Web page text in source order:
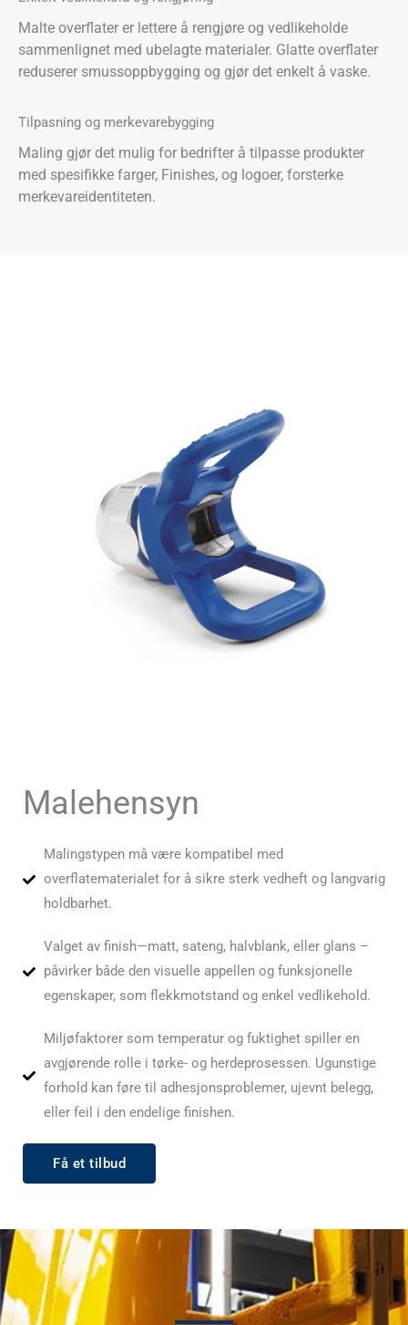
Malte overflater er lettere å rengjøre og vedlikeholde
sammenlignet med ubelagte materialer. Glatte overflater
reduserer smussoppbygging og gjør det enkelt å vaske.
Tilpasning og merkevarebygging
Maling gjør det mulig for bedrifter å tilpasse produkter
med spesifikke farger, Finishes, og logoer, forsterke
merkevareidentiteten.
Malehensyn
Malingstypen må være kompatibel med
overflatematerialet for å sikre sterk vedheft og langvarig
holdbarhet.
Valget av finish—matt, sateng, halvblank, eller glans –
påvirker både den visuelle appellen og funksjonelle
egenskaper, som flekkmotstand og enkel vedlikehold.
Miljøfaktorer som temperatur og fuktighet spiller en
avgjørende rolle i tørke- og herdeprosessen. Ugunstige
forhold kan føre til adhesjonsproblemer, ujevnt belegg,
eller feil i den endelige finishen.
Få et tilbud